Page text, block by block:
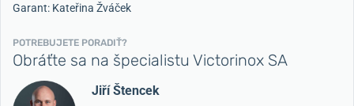
Garant: Kateřina Žváček
POTREBUJETE PORADIŤ?
Obráťte sa na špecialistu Victorinox SA
Jiří Štencek